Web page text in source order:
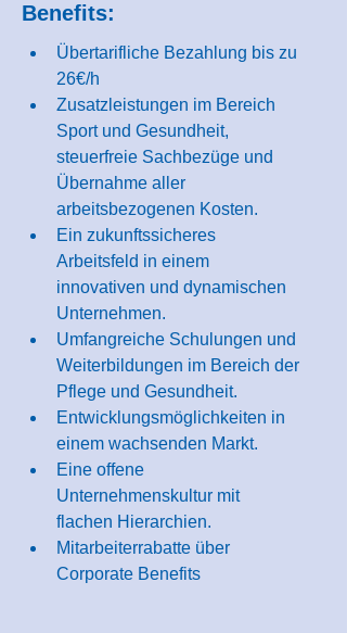
Benefits:
Übertarifliche Bezahlung bis zu
26€/h
Zusatzleistungen im Bereich
Sport und Gesundheit,
steuerfreie Sachbezüge und
Übernahme aller
arbeitsbezogenen Kosten.
Ein zukunftssicheres
Arbeitsfeld in einem
innovativen und dynamischen
Unternehmen.
Umfangreiche Schulungen und
Weiterbildungen im Bereich der
Pflege und Gesundheit.
Entwicklungsmöglichkeiten in
einem wachsenden Markt.
Eine offene
Unternehmenskultur mit
flachen Hierarchien.
Mitarbeiterrabatte über
Corporate Benefits